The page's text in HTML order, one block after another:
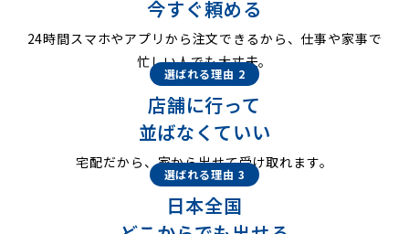
今すぐ頼める
24時間スマホやアプリから注文できるから、仕事や家事で
忙しい人でも大丈夫。
選ばれる理由 2
店舗に行って
並ばなくていい
宅配だから、家から出せて受け取れます。
選ばれる理由 3
日本全国